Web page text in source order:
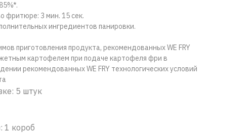
фритюре: 3 мин. 15 сек.
ингредиентов панировки.
приготовления продукта, рекомендованных WE FRY
картофелем при подаче картофеля фри в
рекомендованных WE FRY технологических условий
5 штук
1 короб